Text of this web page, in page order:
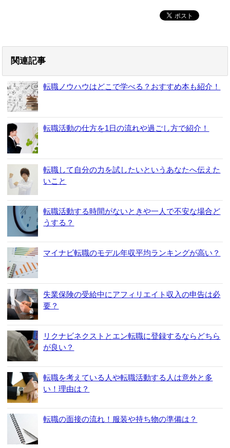
関連記事
転職ノウハウはどこで学べる？おすすめ本も紹介！
転職活動の仕方を1日の流れや過ごし方で紹介！
転職して自分の力を試したいというあなたへ伝えた
いこと
転職活動する時間がないときや一人で不安な場合ど
うする？
マイナビ転職のモデル年収平均ランキングが高い？
失業保険の受給中にアフィリエイト収入の申告は必
要？
リクナビネクストとエン転職に登録するならどちら
が良い？
転職を考えている人や転職活動する人は意外と多
い！理由は？
転職の面接の流れ！服装や持ち物の準備は？